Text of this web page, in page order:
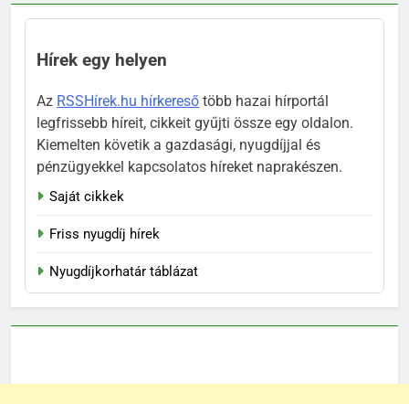
Hírek egy helyen
Az RSSHírek.hu hírkereső több hazai hírportál
legfrissebb híreit, cikkeit gyűjti össze egy oldalon.
Kiemelten követik a gazdasági, nyugdíjjal és
pénzügyekkel kapcsolatos híreket naprakészen.
Saját cikkek
Friss nyugdíj hírek
Nyugdíjkorhatár táblázat